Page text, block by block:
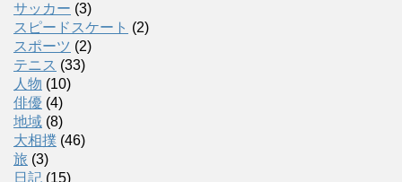
サッカー (3)
スピードスケート (2)
スポーツ (2)
テニス (33)
人物 (10)
俳優 (4)
地域 (8)
大相撲 (46)
旅 (3)
日記 (15)